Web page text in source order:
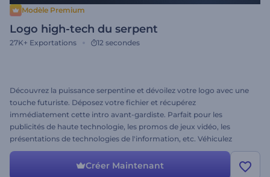
Modèle Premium
Logo high-tech du serpent
27K+ Exportations 12 secondes
Découvrez la puissance serpentine et dévoilez votre logo avec une
touche futuriste. Déposez votre fichier et récupérez
immédiatement cette intro avant-gardiste. Parfait pour les
publicités de haute technologie, les promos de jeux vidéo, les
présentations de technologies de l'information, etc. Véhiculez
l'esprit d'innovation et de progrès de votre entreprise grâce au
Logo high-tech du serpent. Essayez-le sans plus tarder !
Créer Maintenant